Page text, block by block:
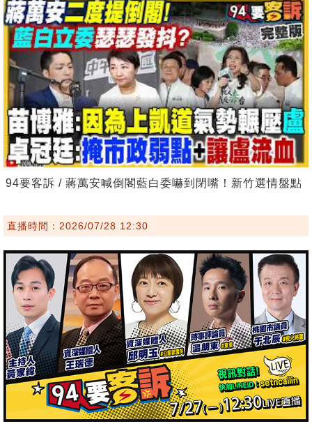
94要客訴 / 蔣萬安喊倒閣藍白委嚇到閉嘴！新竹選情盤點
直播時間：2026/07/28 12:30